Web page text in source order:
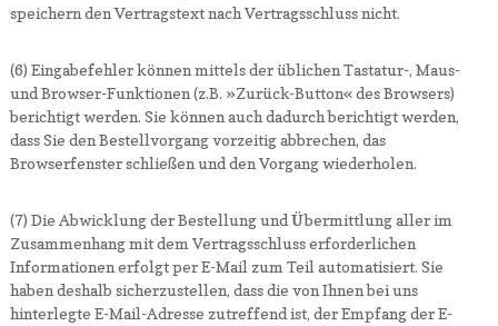
speichern den Vertragstext nach Vertragsschluss nicht.
(6) Eingabefehler können mittels der üblichen Tastatur-, Maus-
und Browser-Funktionen (z.B. »Zurück-Button« des Browsers)
berichtigt werden. Sie können auch dadurch berichtigt werden,
dass Sie den Bestellvorgang vorzeitig abbrechen, das
Browserfenster schließen und den Vorgang wiederholen.
(7) Die Abwicklung der Bestellung und Übermittlung aller im
Zusammenhang mit dem Vertragsschluss erforderlichen
Informationen erfolgt per E-Mail zum Teil automatisiert. Sie
haben deshalb sicherzustellen, dass die von Ihnen bei uns
hinterlegte E-Mail-Adresse zutreffend ist, der Empfang der E-